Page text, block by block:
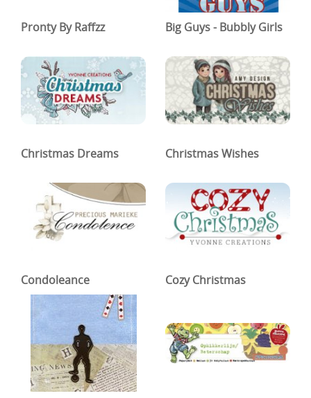
Boetseren - Modelleren
Bullet Journalling
Tekenen - Schrijven - kleuren
Basis
Bloemen uit crêpepapier of chenille
Kleuren - verf - Mediums
Kleurboeken en Handboeken
Diversen
DIY Kits
Merken
Voor de kids
Pronty By Raffzz Big Guys - Bubbly Girls
Christmas Dreams Christmas Wishes
Condoleance Cozy Christmas